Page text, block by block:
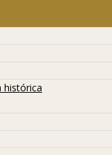
histórica